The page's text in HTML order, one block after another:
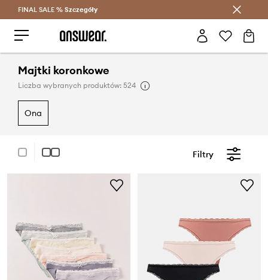
Oszczędzaj z Answear Club >
FINAL SALE % Szczegóły
Majtki koronkowe
Liczba wybranych produktów: 524
ona
Filtry